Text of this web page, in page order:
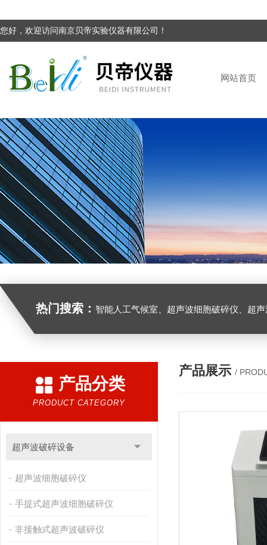
您好，欢迎访问南京贝帝实验仪器有限公司！
网站首页
热门搜索： 智能人工气候室、超声波细胞破碎仪、超
产品分类
PRODUCT CATEGORY
超声波破碎设备
超声波细胞破碎仪
手提式超声波细胞破碎仪
非接触式超声波破碎仪
产品展示 /